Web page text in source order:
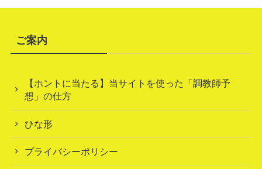
ご案内
【ホントに当たる】当サイトを使った「調教師予
想」の仕方
ひな形
プライバシーポリシー